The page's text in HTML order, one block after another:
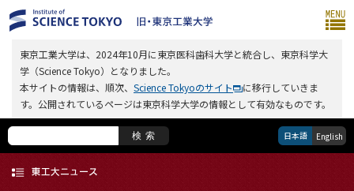
東京工業大学は、2024年10月に東京医科歯科大学と統合し、東京科学大
学（Science Tokyo）となりました。
本サイトの情報は、順次、 Science Tokyoのサイト
に移行していきま
す。公開されているページは東京科学大学の情報として有効なものです。
検索 日本語 English